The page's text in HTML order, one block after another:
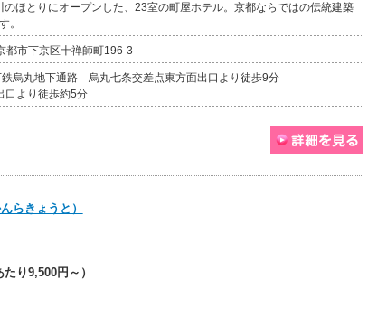
ほとりにオープンした、23室の町屋ホテル。京都ならではの伝統建築
。
都市下京区十禅師町196-3
烏丸地下通路 烏丸七条交差点東方面出口より徒歩9分
口より徒歩約5分
らきょうと）
り9,500円～）